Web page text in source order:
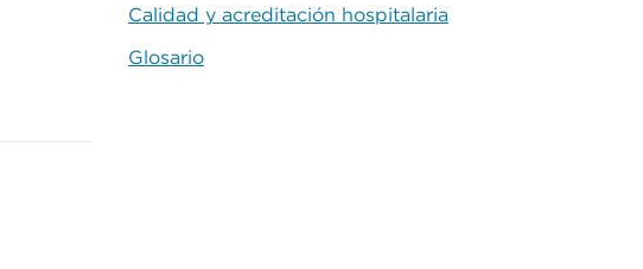
Calidad y acreditación hospitalaria
Glosario